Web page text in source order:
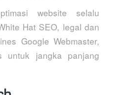
website selalu
Hat SEO, legal dan
Google Webmaster,
jangka panjang